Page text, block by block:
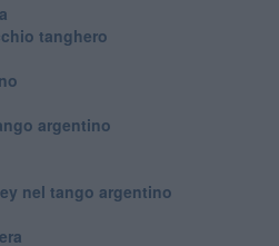
tanghero
argentino
nel tango argentino